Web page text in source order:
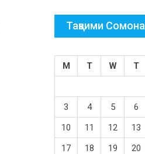
Тақвими Сомона
M T W T
3
4 5 6
10
11 12 13
17
18 19 20